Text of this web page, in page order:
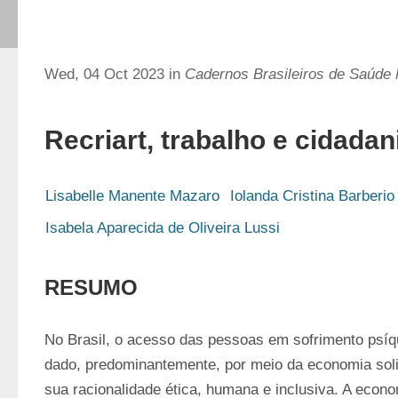
Wed, 04 Oct 2023 in Cadernos Brasileiros de Saúde
Recriart, trabalho e
Lisabelle Manente Mazaro
Iolanda Cristina Barberio
Isabela Aparecida de Oliveira Lussi
RESUMO
No Brasil, o acesso das pessoas em sofrimento
dado, predominantemente, por meio da economia
sua racionalidade ética, humana e inclusiva. A